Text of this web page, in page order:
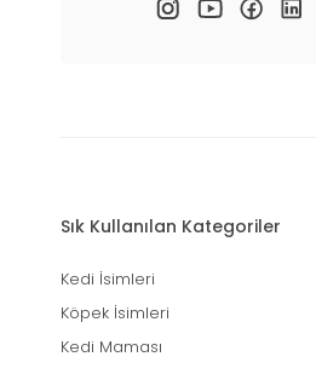
Sık Kullanılan Kategoriler
Kedi İsimleri
Köpek İsimleri
Kedi Maması